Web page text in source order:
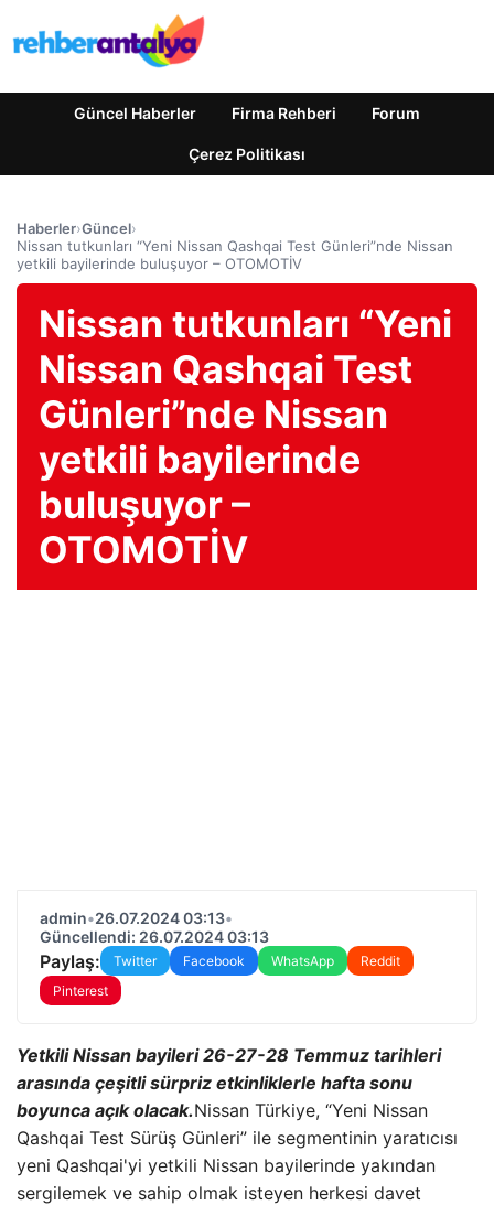
Güncel Haberler Firma Rehberi Forum
Çerez Politikası
Haberler›Güncel›
Nissan tutkunları “Yeni Nissan Qashqai Test Günleri”nde Nissan
yetkili bayilerinde buluşuyor – OTOMOTİV
Nissan tutkunları “Yeni
Nissan Qashqai Test
Günleri”nde Nissan
yetkili bayilerinde
buluşuyor –
OTOMOTİV
admin•26.07.2024 03:13•
Güncellendi: 26.07.2024 03:13
Paylaş: Twitter Facebook WhatsApp
Reddit
Pinterest
Yetkili Nissan bayileri 26-27-28 Temmuz tarihleri ​​
arasında çeşitli sürpriz etkinliklerle hafta sonu
boyunca açık olacak.Nissan Türkiye, “Yeni Nissan
Qashqai Test Sürüş Günleri” ile segmentinin yaratıcısı
yeni Qashqai'yi yetkili Nissan bayilerinde yakından
sergilemek ve sahip olmak isteyen herkesi davet